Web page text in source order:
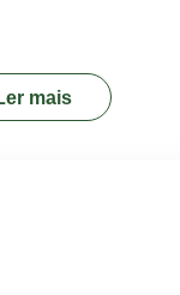
mais